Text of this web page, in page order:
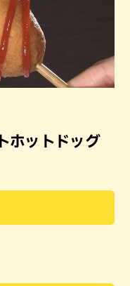
ホットドッグ